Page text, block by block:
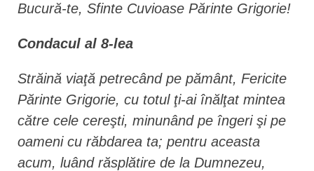
Bucură-te, Sfinte Cuvioase Părinte Grigorie!
Condacul al 8-lea
Străină viaţă petrecând pe pământ, Fericite
Părinte Grigorie, cu totul ţi-ai înălţat mintea
către cele cereşti, minunând pe îngeri şi pe
oameni cu răbdarea ta; pentru aceasta
acum, luând răsplătire de la Dumnezeu,